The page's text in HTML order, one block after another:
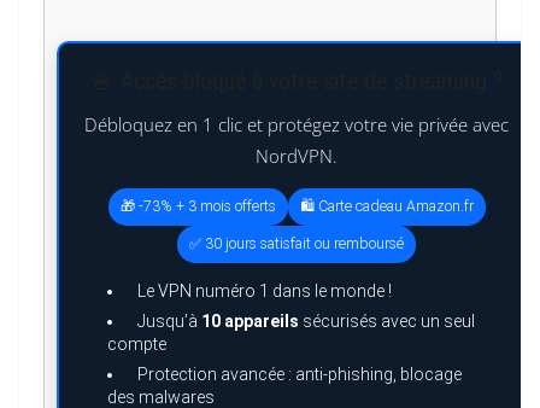
Débloquez en 1 clic et protégez votre vie privée avec
NordVPN.
🎁 -73% + 3 mois offerts 🛍️ Carte cadeau Amazon.fr
✅ 30 jours satisfait ou remboursé
Le VPN numéro 1 dans le monde !
Jusqu’à 10 appareils sécurisés avec un seul
compte
Protection avancée : anti-phishing, blocage
des malwares